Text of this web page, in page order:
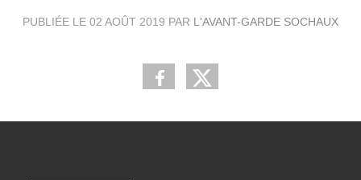
PUBLIÉE LE 02 AOÛT 2019 PAR L'AVANT-GARDE SOCHAUX